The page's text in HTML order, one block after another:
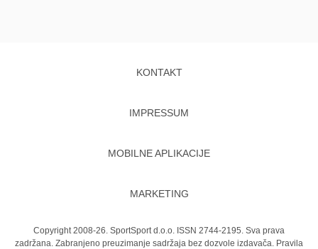
KONTAKT
IMPRESSUM
MOBILNE APLIKACIJE
MARKETING
Copyright 2008-26. SportSport d.o.o. ISSN 2744-2195. Sva prava
zadržana. Zabranjeno preuzimanje sadržaja bez dozvole izdavača. Pravila